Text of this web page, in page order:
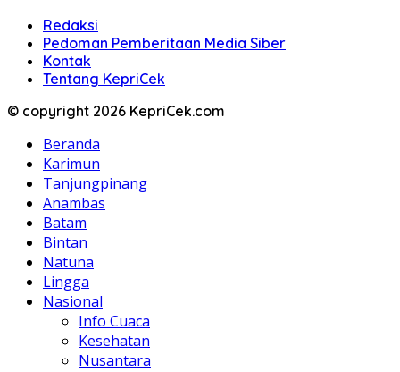
Redaksi
Pedoman Pemberitaan Media Siber
Kontak
Tentang KepriCek
© copyright 2026 KepriCek.com
Beranda
Karimun
Tanjungpinang
Anambas
Batam
Bintan
Natuna
Lingga
Nasional
Info Cuaca
Kesehatan
Nusantara